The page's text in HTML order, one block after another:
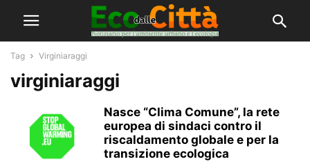
Tag Virginiaraggi
virginiaraggi
Nasce “Clima Comune”, la rete
europea di sindaci contro il
riscaldamento globale e per la
transizione ecologica